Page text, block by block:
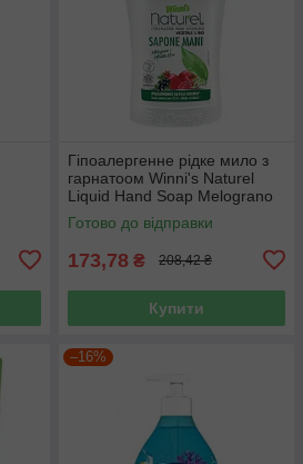
Гіпоалергенне рідке мило з
гарнатоом Winni's Naturel
Liquid Hand Soap Melograno
250ml
Готово до відправки
173,78 ₴ 208,42 ₴
Купити
–16%